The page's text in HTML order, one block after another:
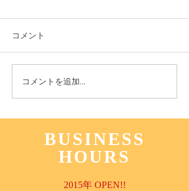
コメント
コメントを追加…
BUSINESS
HOURS
2015年 OPEN!!